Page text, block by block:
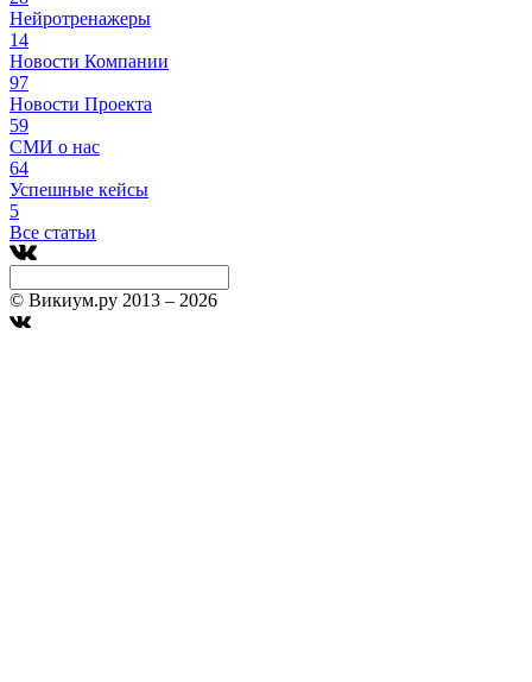
Нейротренажеры
14
Новости Компании
97
Новости Проекта
59
СМИ о нас
64
Успешные кейсы
5
Все статьи
© Викиум.ру 2013 – 2026